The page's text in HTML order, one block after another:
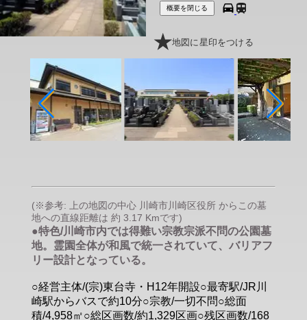
概要を閉じる
地図に星印をつける
(※参考: 上の地図の中心 川崎市川崎区役所 からこの墓
地への直線距離は 約 3.17 Kmです)
●特色/川崎市内では得難い宗教宗派不問の公園墓
地。霊園全体が和風で統一されていて、バリアフ
リー設計となっている。
○経営主体/(宗)東台寺・H12年開設○最寄駅/JR川
崎駅からバスで約10分○宗教/一切不問○総面
積/4,958㎡○総区画数/約1,329区画○残区画数/168